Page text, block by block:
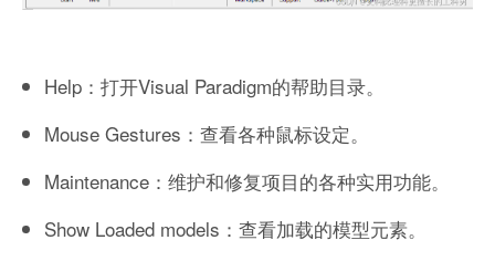
Help：打开Visual Paradigm的帮助目录。
Mouse Gestures：查看各种鼠标设定。
Maintenance：维护和修复项目的各种实用功能。
Show Loaded models：查看加载的模型元素。